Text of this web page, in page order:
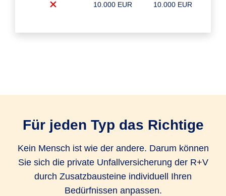
10.000 EUR 10.000 EUR
Unfall-Service (Bergungskosten und
Serviceleistungen)
Für jeden Typ das Richtige
Kein Mensch ist wie der andere. Darum können
Sie sich die private Unfallversicherung der R+V
durch Zusatzbausteine individuell Ihren
Bedürfnissen anpassen.